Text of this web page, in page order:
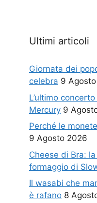
Ultimi articoli
Giornata dei
celebra 9
L’ultimo
Mercury 9
Perché le
9 Agosto 2026
Cheese di Bra:
formaggio di
Il wasabi che
è rafano 8